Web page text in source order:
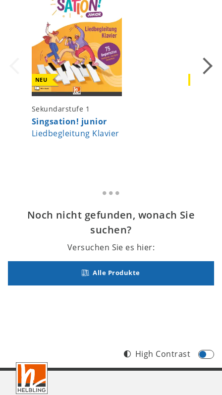
NEU
Sekundarstufe 1
Singsation! junior
Liedbegleitung Klavier
Noch nicht gefunden, wonach Sie
suchen?
Versuchen Sie es hier:
Alle Produkte
Footer
CH
High Contrast